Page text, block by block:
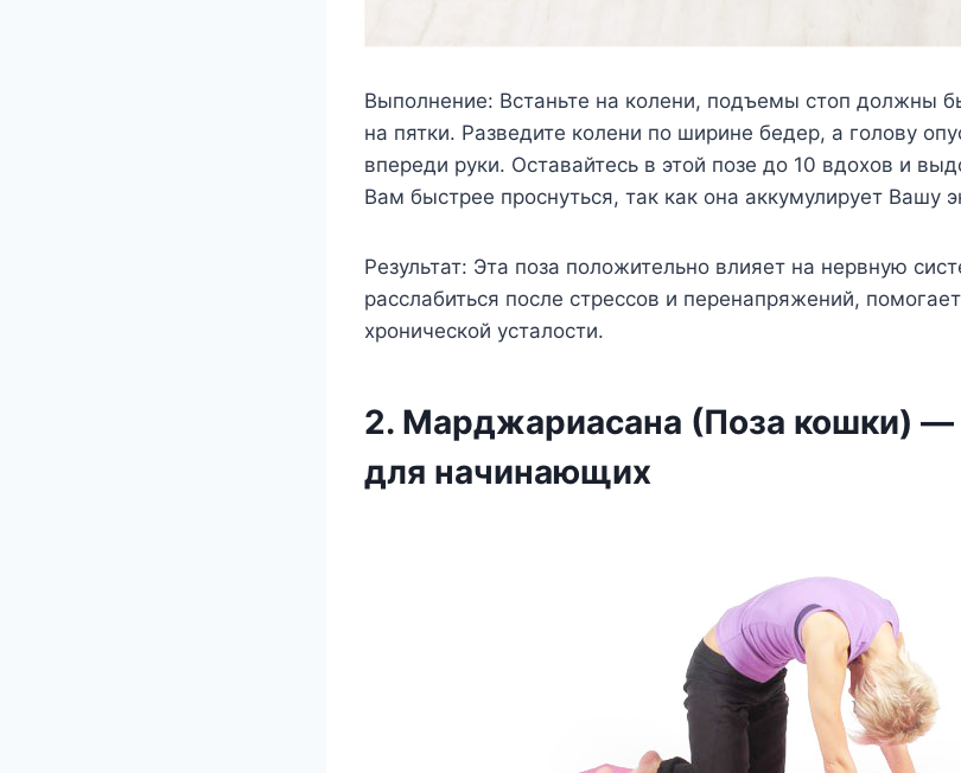
Выполнение: Встаньте на колени, подъемы стоп должны
на пятки. Разведите колени по ширине бедер, а голову
впереди руки. Оставайтесь в этой позе до 10 вдохов и
Вам быстрее проснуться, так как она аккумулирует Вашу
Результат: Эта поза положительно влияет на нервную
расслабиться после стрессов и перенапряжений,
хронической усталости.
2. Марджариасана (Поза кошки) —
для начинающих